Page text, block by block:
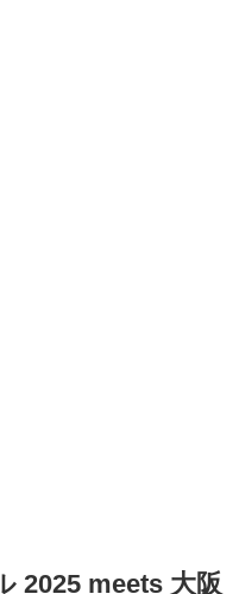
2025 meets 大阪